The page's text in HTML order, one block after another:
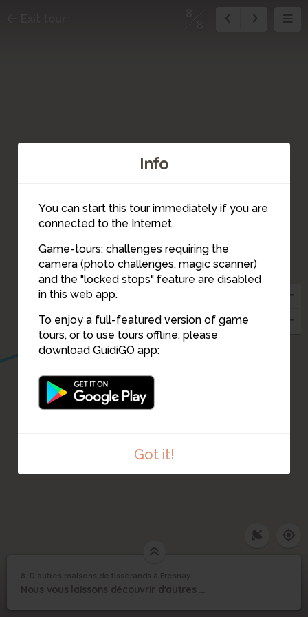
Info
You can start this tour immediately if you are
connected to the Internet.
Game-tours: challenges requiring the
camera (photo challenges, magic scanner)
and the "locked stops" feature are disabled
in this web app.
To enjoy a full-featured version of game
tours, or to use tours offline, please
download GuidiGO app:
Got it!
8
1 /6 IMG_4225
8
D'autres maisons de
8. D'autres maisons de tisserands à Fresnay.
Nous vous laissons découvrir d'autres maisons de tisserands dans Fresnay sur Sarthe .